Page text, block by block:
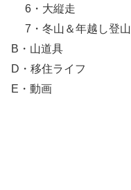
6・大縦走
7・冬山＆年越し登山
B・山道具
D・移住ライフ
E・動画